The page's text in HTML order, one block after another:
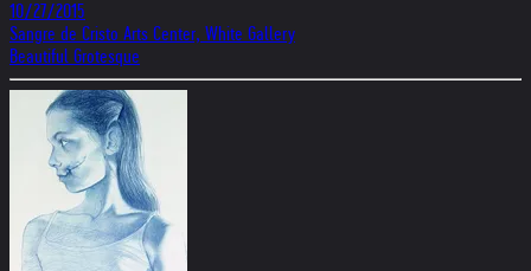
10/27/2015
Sangre de Cristo Arts Center, White Gallery
Beautiful Grotesque